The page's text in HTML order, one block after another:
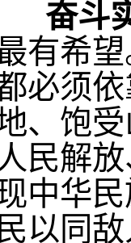
奋斗
希望
必须
、饱
民解
中华
以同